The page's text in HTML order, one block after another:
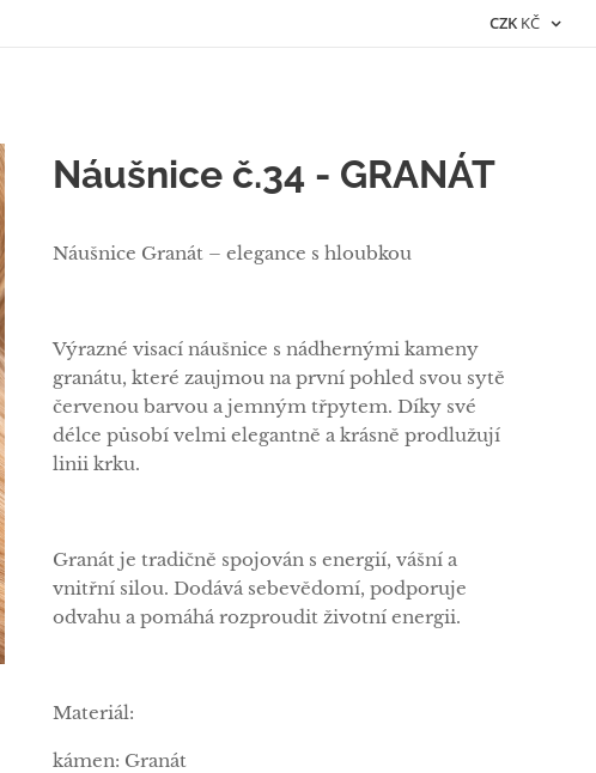
CZK KČ
Náušnice č.34 - GRANÁT
Náušnice Granát – elegance s hloubkou
Výrazné visací náušnice s nádhernými kameny
granátu, které zaujmou na první pohled svou sytě
červenou barvou a jemným třpytem. Díky své
délce působí velmi elegantně a krásně prodlužují
linii krku.
Granát je tradičně spojován s energií, vášní a
vnitřní silou. Dodává sebevědomí, podporuje
odvahu a pomáhá rozproudit životní energii.
Materiál:
kámen: Granát